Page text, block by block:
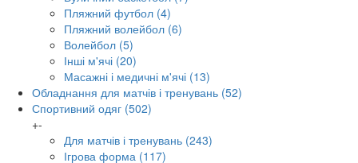
Пляжний футбол (4)
Пляжний волейбол (6)
Волейбол (5)
Інші м'ячі (20)
Масажні і медичні м'ячі (13)
Обладнання для матчів і тренувань (52)
Спортивний одяг (502)
+-
Для матчів і тренувань (243)
Ігрова форма (117)